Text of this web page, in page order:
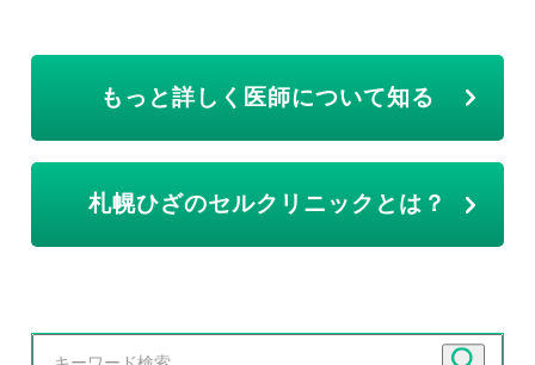
もっと詳しく医師について知る
札幌ひざのセルクリニックとは？